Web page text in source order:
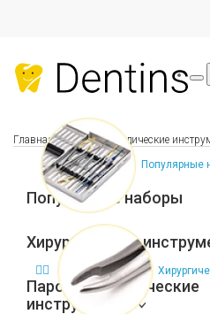
Популярные
Главная Ортопедические
Популярные наборы
Хирургические
Пародонтологические
инструменты